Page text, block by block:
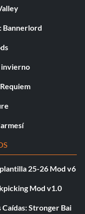
Bannerlord
invierno
25-26 Mod v6
Mod v1.0
Stronger Bai